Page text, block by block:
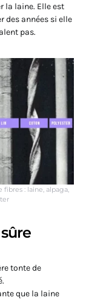
la laine. Elle est
des années si elle
pas.
: laine, alpaga,
tonte de
que la laine